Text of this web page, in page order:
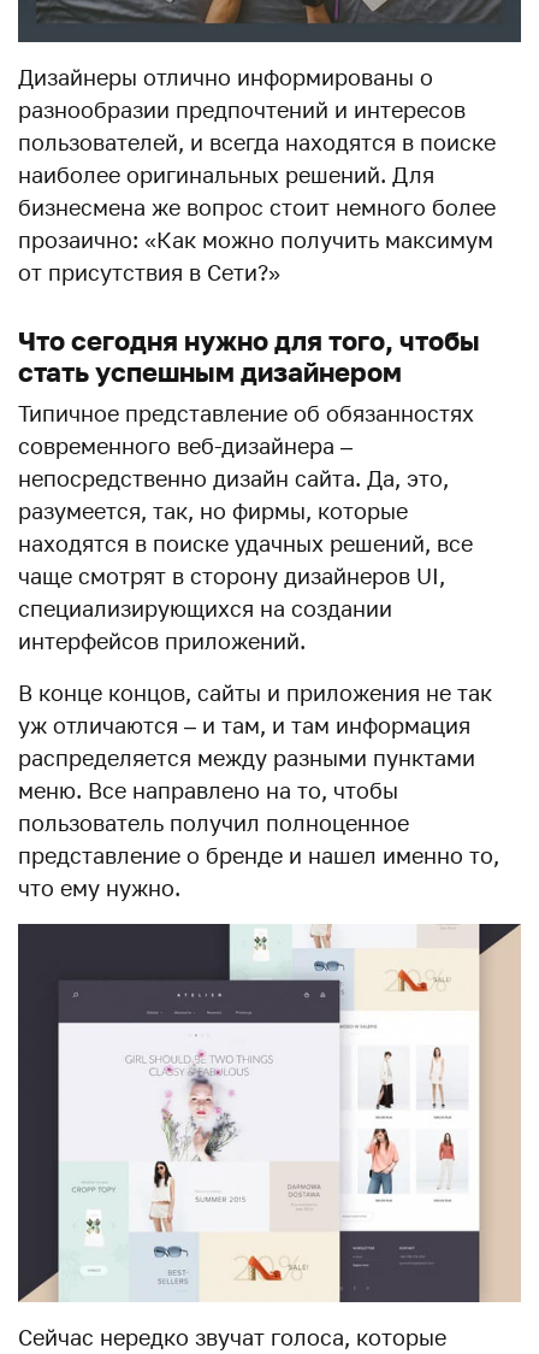
Дизайнеры отлично информированы о
разнообразии предпочтений и интересов
пользователей, и всегда находятся в поиске
наиболее оригинальных решений. Для
бизнесмена же вопрос стоит немного более
прозаично: «Как можно получить максимум
от присутствия в Сети?»
Что сегодня нужно для того, чтобы
стать успешным дизайнером
Типичное представление об обязанностях
современного веб-дизайнера –
непосредственно дизайн сайта. Да, это,
разумеется, так, но фирмы, которые
находятся в поиске удачных решений, все
чаще смотрят в сторону дизайнеров UI,
специализирующихся на создании
интерфейсов приложений.
В конце концов, сайты и приложения не так
уж отличаются – и там, и там информация
распределяется между разными пунктами
меню. Все направлено на то, чтобы
пользователь получил полноценное
представление о бренде и нашел именно то,
что ему нужно.
Сейчас нередко звучат голоса, которые